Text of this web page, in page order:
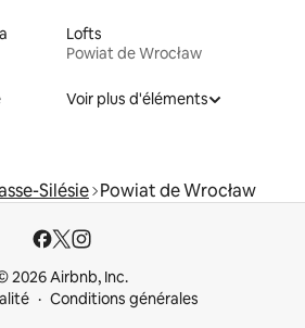
Lofts
Powiat de Wrocław
Voir plus d'éléments
Silésie Powiat de Wrocław
2026 Airbnb, Inc.
Conditions générales